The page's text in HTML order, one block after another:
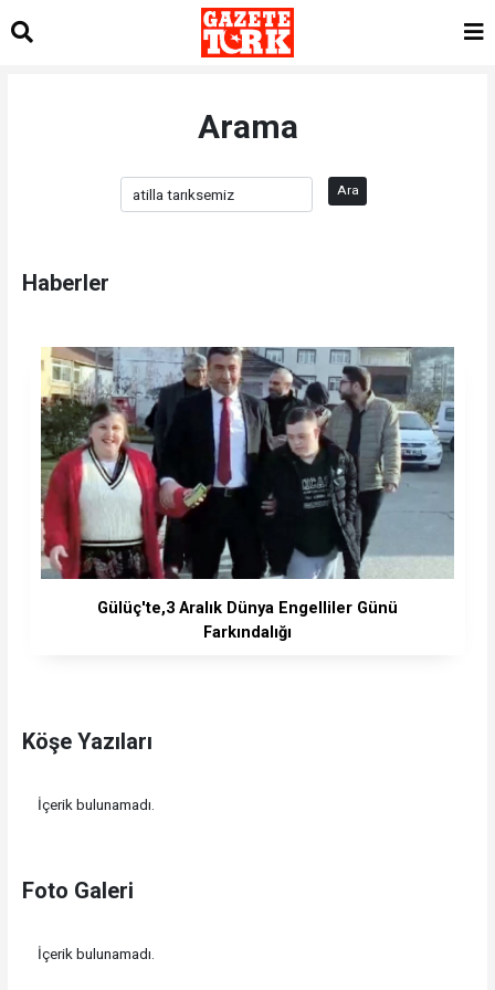
Arama
Ara
Haberler
Gülüç'te,3 Aralık Dünya Engelliler Günü
Farkındalığı
Köşe Yazıları
İçerik bulunamadı.
Foto Galeri
İçerik bulunamadı.